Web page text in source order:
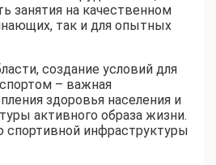
занятия на качественном
так и для опытных
создание условий для
– важная
здоровья населения и
активного образа жизни.
спортивной инфраструктуры